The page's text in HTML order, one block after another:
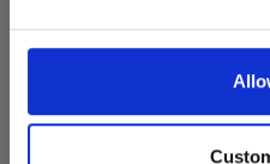
designmeubel geheel naar
mag
Kom langs in onze
mooiste aanbiedingen